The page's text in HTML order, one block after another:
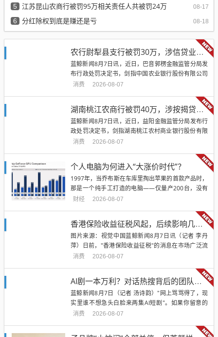
5 江苏昆山农商行被罚95万相关责任人共被罚24万 08-17
6 分红除权到底是赚还是亏 08-18
农行尉犁县支行被罚30万，涉信贷业务管理不到位
蓝鲸新闻8月7日讯，近日，巴音郭楞金融监管分局发
布行政处罚决定书，剑指中国农业银行股份有限公司
尉犁县支行及相关责任人。罚单显示，该支行的主要
法行为，巴音郭楞金融监管分局对中国农业银行股份
有限公司尉犁县支行罚款30万元。对胡德全警告并罚
款5万元，对李文艳警...
消费 2026-08-07
湖南桃江农商行被罚40万，涉按揭贷款管理不到位
蓝鲸新闻8月7日讯，近日，益阳金融监管分局发布行
政处罚决定书，剑指湖南桃江农村商业银行股份有限
公司及相关责任人。罚单显示，湖南桃江农村商业银
理不到位。针对上述违法行为，益阳金融监管分局对
湖南桃江农村商业银行股份有限公司罚款40万元；对
夏鸿飞、周江标、肖妍...
消费 2026-08-07
个人电脑为何进入“大涨价时代”？
1997年，当乔布斯在车库里掏出苹果的首款产品时，
那是一个纯手工打造的电脑——仅量产200台，没有
完整外壳、功能极简，价格为666.66美元，尽管昂
十年里，个人电脑走向成熟的商品化，也形成了较为
稳定的体系。在供给端，CPU、主板、内存、硬盘、
系统软件的标...
财经 2026-08-07
香港保险收益征税风起，后续影响几何？分析师最新研判
图片来源：视觉中国蓝鲸新闻8月7日讯（记者 李丹
萍）日前，"香港保险收益征税"的消息在市场广泛流
传。受此影响，8月6日，港股上市险企友邦保险（12
翻红；保诚（2378.HK）跳空跌4.57%，今日股价继
续下探；富卫集团（1828.HK）全天跌5...
消费 2026-08-07
AI剧一本万利？对话热搜背后的团队：“4个人赚几千万”不实，但AI演员确实能带货了
蓝鲸新闻8月7日（记者 汤诗韵）"网上骂骂得了，现
实里谁不想急头白脸来两集AI短剧"。如果你留意的
话，这样的声音不算少见。人们发现很多AI剧的假人
在，已经有AI作品上星播出，短剧中的虚拟角色开始
消费 2026-08-07